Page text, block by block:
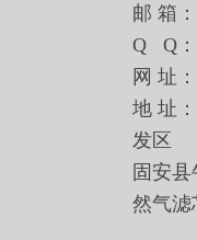
邮 箱
Q Q：
网 址
地 址
发区
固安
然气滤